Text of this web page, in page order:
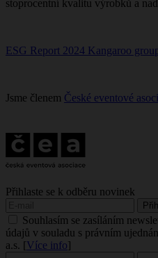
stoprocentní kvalitu výrobků a
ESG Report 2024 Kangaroo
Jsme členem České eventové
Přihlaste se k odběru novinek
Souhlasím se zasíláním
údajů v souladu s právním
a.s. [Více info]